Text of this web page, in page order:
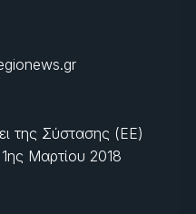
της Σύστασης (ΕΕ)
1ης Μαρτίου 2018